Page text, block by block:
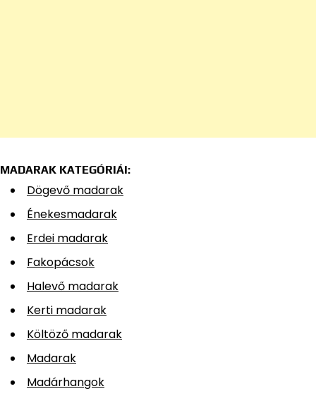
MADARAK KATEGÓRIÁI:
Dögevő madarak
Énekesmadarak
Erdei madarak
Fakopácsok
Halevő madarak
Kerti madarak
Költöző madarak
Madarak
Madárhangok